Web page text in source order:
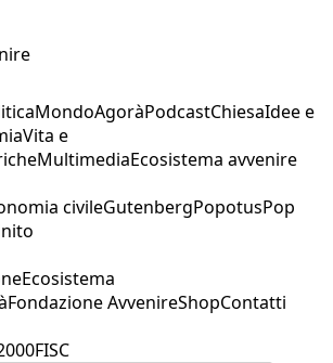
MondoAgoràPodcastChiesaIdee e
Vita e
MultimediaEcosistema avvenire
civileGutenbergPopotusPop
Ecosistema
Fondazione AvvenireShopContatti
FISC